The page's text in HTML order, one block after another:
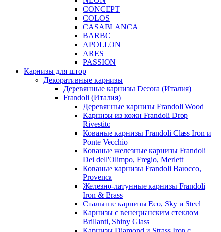
CONCEPT
COLOS
CASABLANCA
BARBO
APOLLON
ARES
PASSION
Карнизы для штор
Декоративные карнизы
Деревянные карнизы Decora (Италия)
Frandoli (Италия)
Деревянные карнизы Frandoli Wood
Карнизы из кожи Frandoli Drop
Rivestito
Кованые карнизы Frandoli Class Iron и
Ponte Vecchio
Кованые железные карнизы Frandoli
Dei dell'Olimpo, Fregio, Merletti
Кованые карнизы Frandoli Barocco,
Provenca
Железно-латунные карнизы Frandoli
Iron & Brass
Стальные карнизы Eco, Sky и Steel
Карнизы с венецианским стеклом
Brillanti, Shiny Glass
Карнизы Diamond и Strass Iron с